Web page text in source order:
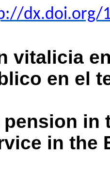
dx.doi.org/
vitalicia
en el
pension in
in the